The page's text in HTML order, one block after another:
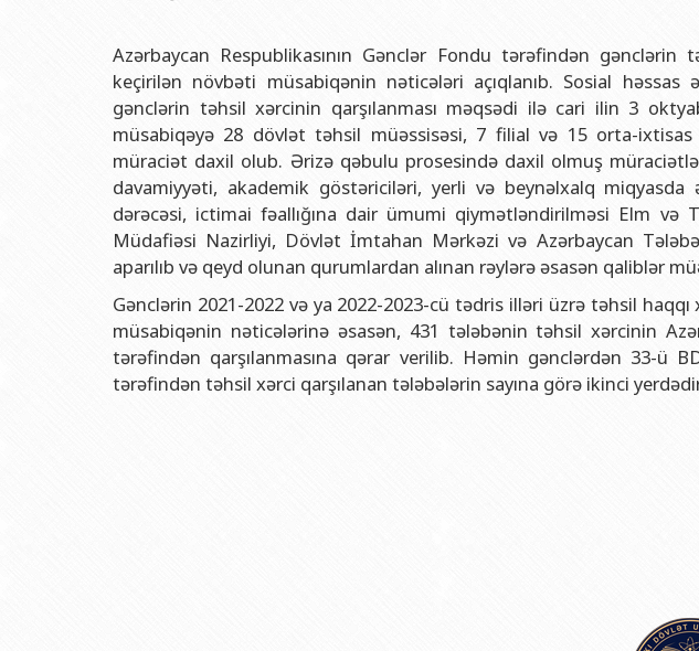
Akkreditasiya haqqında Sertifikat
BDU-nun üzv olduğu beynəlxalq təşkilatlar
BDU-nun qrant layihələri
Rektorlarımız
BDU-nun məzunları
Fəxri doktorlarımız
BDU-da təhsil
BDU-da tədris olunan ixtisaslar
Universitet tarixinin ən mühüm hadisələri
Dekanlar
Həmkarlar İttifaqı Komitəsi
Tədris Metodiki Şura
Beynəlxalq əlaqələr şöbəsi
Xarici tələbələrlə iş şöbəsi
İctimaiyyətlə əlaqələr və informasiya şöbəsi
Humanitar məsələlər və gənclər siyasəti şöbəsi
İnsan resursları və hüquq şöbəsi
Sənədlər və Müraciətlərlə iş şöbəsi
Maliyyə və təminat Departamenti
Keyfiyyətin təminatı, monitorinq şöbəsi
Psixoloji Yardım Sektoru
Mədəniyyət-yaradıcılıq Mərkəzi
Kimya fakültəsi
Biologiya fakültəsi
Ekologiya və torpaqşünaslıq fakültəsi
Coğrafiya fakültəsi
Geologiya fakültəsi
Filologiya fakültəsi
Tarix fakültəsi
Beynəlxalq münasibətlər və
Hüquq fakültəsi
Jurnalistika fakültəsi
Azərbaycan
Azərbaycan
Azərbaycan
Azərbaycan
Azərbaycan
Azərbaycan
Azərbaycan
SABAH
Azərbaycan Respublikasının Gənclər Fondu tərəfindən gənclərin
keçirilən növbəti müsabiqənin nəticələri açıqlanıb. Sosial həssas
gənclərin təhsil xərcinin qarşılanması məqsədi ilə cari ilin 3
müsabiqəyə 28 dövlət təhsil müəssisəsi, 7 filial və 15 orta-
müraciət daxil olub. Ərizə qəbulu prosesində daxil olmuş
davamiyyəti, akademik göstəriciləri, yerli və beynəlxalq miqyasda
dərəcəsi, ictimai fəallığına dair ümumi qiymətləndirilməsi Elm və
Müdafiəsi Nazirliyi, Dövlət İmtahan Mərkəzi və Azərbaycan
aparılıb və qeyd olunan qurumlardan alınan rəylərə əsasən qaliblər
Gənclərin 2021-2022 və ya 2022-2023-cü tədris illəri üzrə təhsil haqqı
müsabiqənin nəticələrinə əsasən, 431 tələbənin təhsil xərcinin
tərəfindən qarşılanmasına qərar verilib. Həmin gənclərdən 33-ü
tərəfindən təhsil xərci qarşılanan tələbələrin sayına görə ikinci